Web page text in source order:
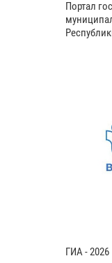
Портал
ГИА - 2026